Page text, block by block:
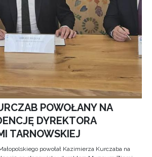
POWOŁANY NA
DYREKTORA
TARNOWSKIEJ
powołał Kazimierza Kurczaba na